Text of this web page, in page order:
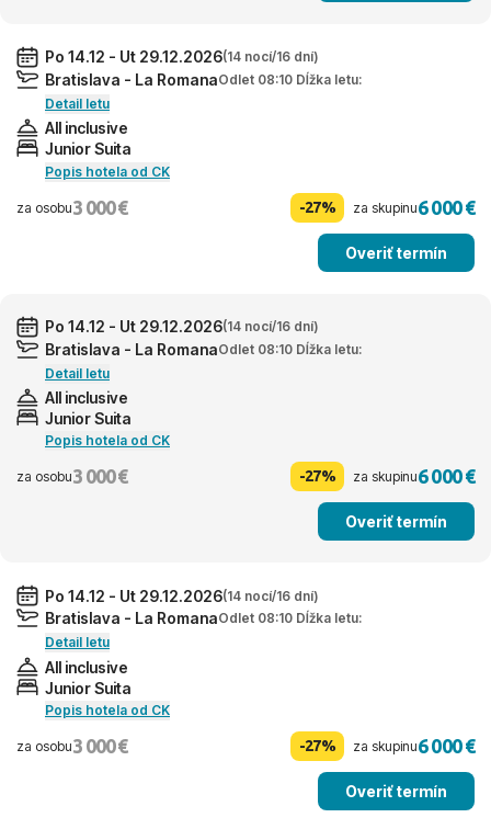
Po 14.12 - Ut 29.12.2026(14 nocí/16 dní)
Bratislava - La RomanaOdlet 08:10 Dĺžka letu:
Detail letu
All inclusive
Junior Suita
Popis hotela od CK
za osobu3 000 € -27% za skupinu6 000 €
Overiť termín
Po 14.12 - Ut 29.12.2026(14 nocí/16 dní)
Bratislava - La RomanaOdlet 08:10 Dĺžka letu:
Detail letu
All inclusive
Junior Suita
Popis hotela od CK
za osobu3 000 € -27% za skupinu6 000 €
Overiť termín
Po 14.12 - Ut 29.12.2026(14 nocí/16 dní)
Bratislava - La RomanaOdlet 08:10 Dĺžka letu:
Detail letu
All inclusive
Junior Suita
Popis hotela od CK
za osobu3 000 € -27% za skupinu6 000 €
Overiť termín